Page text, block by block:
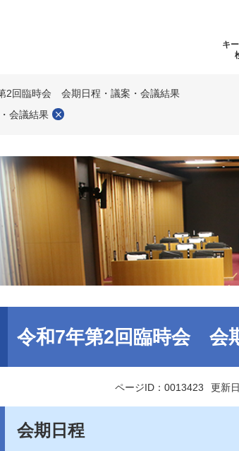
キ
2回臨時会 会期日程・議案・会議結果
会議結果
令和7年第2回臨時会 会
ページID：0013423 更新
会期日程